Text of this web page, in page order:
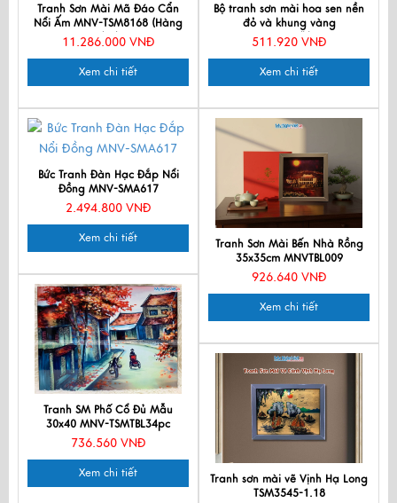
Tranh Sơn Mài Mã Đáo Cẩn
Nổi Ấm MNV-TSM8168 (Hàng
đặt)
11.286.000 VNĐ
Xem chi tiết
Bộ tranh sơn mài hoa sen nền
đỏ và khung vàng
TSM20304/khung
511.920 VNĐ
Xem chi tiết
Bức Tranh Đàn Hạc Đắp Nổi
Đồng MNV-SMA617
2.494.800 VNĐ
Xem chi tiết
Tranh Sơn Mài Bến Nhà Rồng
35x35cm MNVTBL009
926.640 VNĐ
Xem chi tiết
Tranh SM Phố Cổ Đủ Mẫu
30x40 MNV-TSMTBL34pc
736.560 VNĐ
Xem chi tiết
Tranh sơn mài vẽ Vịnh Hạ Long
TSM3545-1.18